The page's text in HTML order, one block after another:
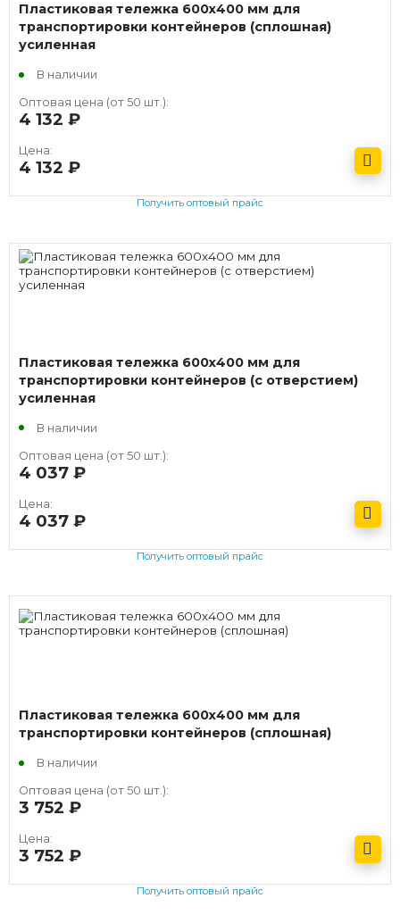
Пластиковая тележка 600х400 мм для
транспортировки контейнеров (сплошная)
усиленная
В наличии
Оптовая цена (от 50 шт.):
4 132
Цена:
4 132
Получить оптовый прайс
Пластиковая тележка 600х400 мм для
транспортировки контейнеров (с отверстием)
усиленная
В наличии
Оптовая цена (от 50 шт.):
4 037
Цена:
4 037
Получить оптовый прайс
Пластиковая тележка 600х400 мм для
транспортировки контейнеров (сплошная)
В наличии
Оптовая цена (от 50 шт.):
3 752
Цена:
3 752
Получить оптовый прайс